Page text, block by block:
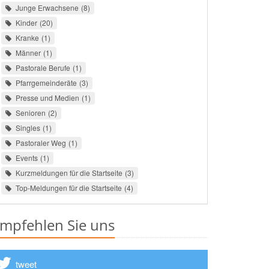
Junge Erwachsene 8
Kinder 20
Kranke 1
Männer 1
Pastorale Berufe 1
Pfarrgemeinderäte 3
Presse und Medien 1
Senioren 2
Singles 1
Pastoraler Weg 1
Events 1
Kurzmeldungen für die Startseite 3
Top-Meldungen für die Startseite 4
Sie uns
tweet